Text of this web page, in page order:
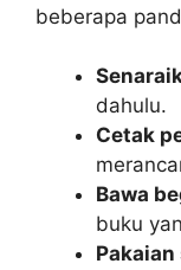
beberapa
dahulu.
Cetak
Bawa
buku